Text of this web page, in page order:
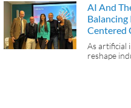
AI And
Centered
As artificial
reshape